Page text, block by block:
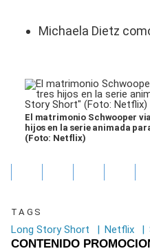
Michaela Dietz
El matrimonio Schwooper
hijos en la serie animada
(Foto: Netflix)
TAGS
Long Story Short | Netflix |